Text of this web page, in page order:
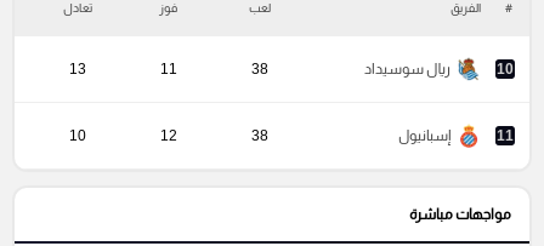
# الفريق لعب فوز تعادل
10 ريال سوسيداد 38
11
13
11 إسبانيول 38
12
10
مواجهات مباشرة